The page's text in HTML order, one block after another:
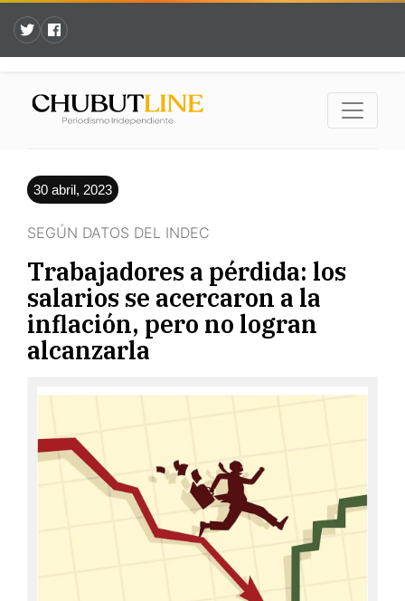
30 abril, 2023
SEGÚN DATOS DEL INDEC
Trabajadores a pérdida: los
salarios se acercaron a la
inflación, pero no logran
alcanzarla